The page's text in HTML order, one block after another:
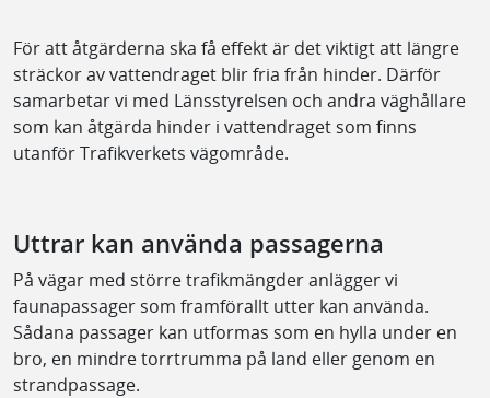
För att åtgärderna ska få effekt är det viktigt att längre
sträckor av vattendraget blir fria från hinder. Därför
samarbetar vi med Länsstyrelsen och andra väghållare
som kan åtgärda hinder i vattendraget som finns
utanför Trafikverkets vägområde.
Uttrar kan använda passagerna
På vägar med större trafikmängder anlägger vi
faunapassager som framförallt utter kan använda.
Sådana passager kan utformas som en hylla under en
bro, en mindre torrtrumma på land eller genom en
strandpassage.